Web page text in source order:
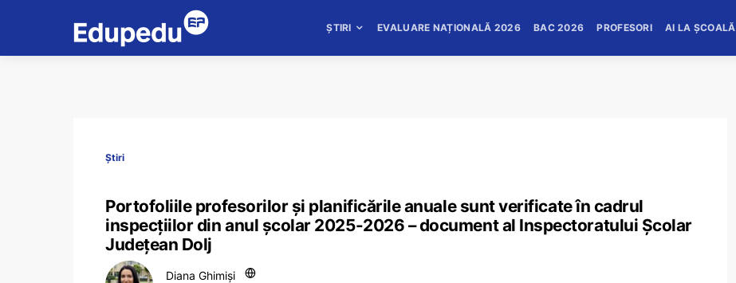
ȘTIRI EVALUARE NAȚIONALĂ 2026 BAC 2026 PROFESORI AI LA ȘCOALĂ
Știri
Portofoliile profesorilor și planificările anuale sunt verificate în cadrul
inspecțiilor din anul școlar 2025-2026 – document al Inspectoratului Școlar
Județean Dolj
Diana Ghimiși